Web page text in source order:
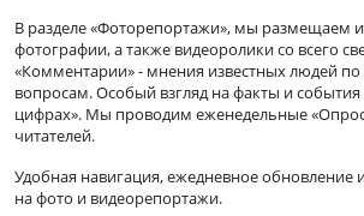
В разделе «Фоторепортажи», мы размещаем
фотографии, а также видеоролики со всего
«Комментарии» - мнения известных людей
вопросам. Особый взгляд на факты и события
цифрах». Мы проводим еженедельные
читателей.
Удобная навигация, ежедневное
на фото и видеорепортажи.